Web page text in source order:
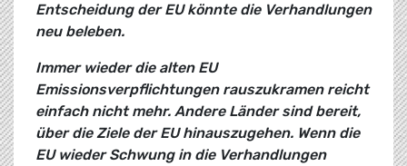
Entscheidung der EU könnte die Verhandlungen
neu beleben.
Immer wieder die alten EU
Emissionsverpflichtungen rauszukramen reicht
einfach nicht mehr. Andere Länder sind bereit,
über die Ziele der EU hinauszugehen. Wenn die
EU wieder Schwung in die Verhandlungen